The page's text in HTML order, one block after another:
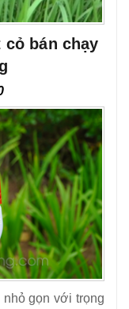
cỏ bán chạy
gọn với trọng